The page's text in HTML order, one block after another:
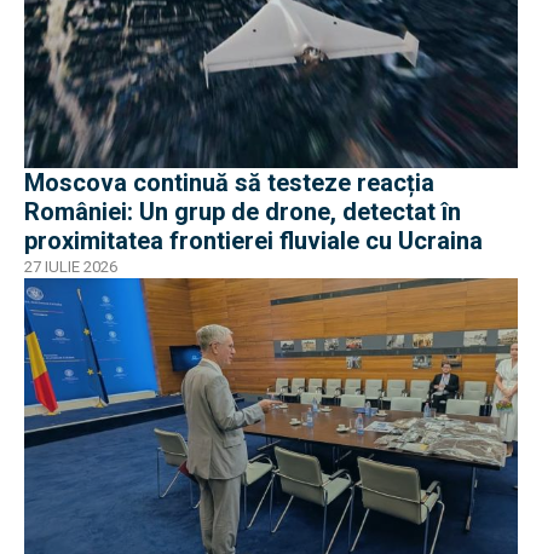
Moscova continuă să testeze reacția
României: Un grup de drone, detectat în
proximitatea frontierei fluviale cu Ucraina
27 IULIE 2026